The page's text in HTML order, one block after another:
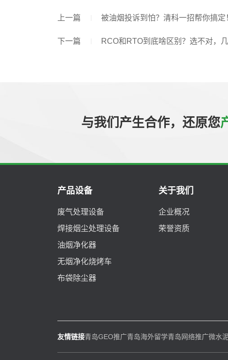
上一篇 被油烟投诉到怕？清科一招帮你搞定
下一篇 RCO和RTO到底啥区别？选不对，
与我们产生合作，还原您
产品设备
废气处理设备
焊接烟尘处理设备
油烟净化器
无烟净化烧烤车
布袋除尘器
关于我们
企业概况
荣誉资质
友情链接青岛GEO推广青岛海外留学青岛网络推广微水